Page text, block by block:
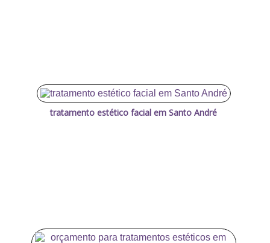
tratamento estético facial em Santo André